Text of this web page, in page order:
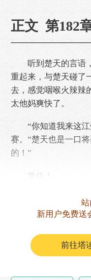
正文 第182
听到楚天的言语，
重起来，与楚天碰了
去，感觉咽喉火辣辣
太他妈爽快了。
“你知道我来这江
赛。”楚天也是一口
的！”
复仇！
这两个字意味着什
的仇恨……李红军小
新用户免费送
前往塔